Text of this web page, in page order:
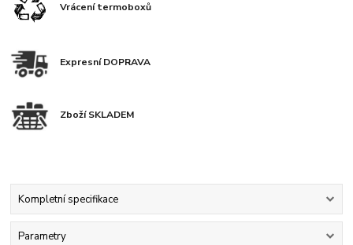
Vrácení termoboxů
Expresní DOPRAVA
Zboží SKLADEM
Kompletní specifikace
Parametry